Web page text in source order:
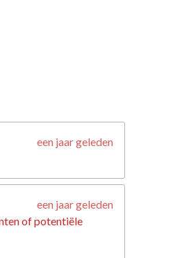
een jaar geleden
een jaar geleden
of potentiële